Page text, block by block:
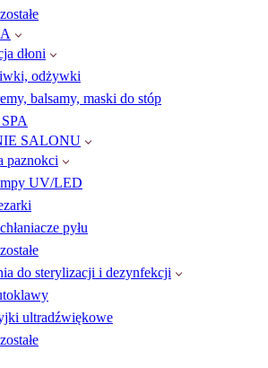
dłoni
odżywki
balsamy, maski do stóp
SALONU
paznokci
UV/LED
pyłu
do sterylizacji i dezynfekcji
ultradźwiękowe